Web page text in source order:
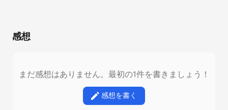
感想
まだ感想はありません。最初の1件を書きましょう！
感想を書く